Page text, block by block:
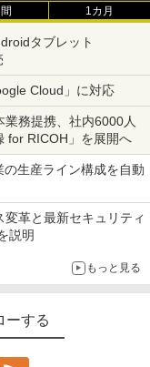
1カ月
タブレット
Cloud」に対応
務提携、社内6000人
for RICOH」を展開へ
生産ライン構成を自動
革と最新セキュリティ
説明
もっと見る
ーする